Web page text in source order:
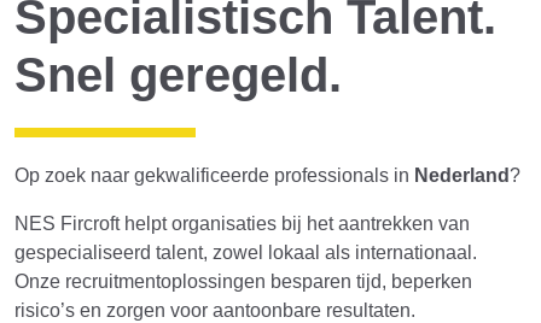
Specialistisch Talent.
Snel geregeld.
Op zoek naar gekwalificeerde professionals in Nederland?
NES Fircroft helpt organisaties bij het aantrekken van
gespecialiseerd talent, zowel lokaal als internationaal.
Onze recruitmentoplossingen besparen tijd, beperken
risico’s en zorgen voor aantoonbare resultaten.